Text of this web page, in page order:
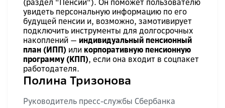
(раздел "Пенсии"). Он поможет пользователю
увидеть персональную информацию по его
будущей пенсии и, возможно, замотивирует
подключить инструменты для долгосрочных
накоплений — индивидуальный пенсионный
план (ИПП) или корпоративную пенсионную
программу (КПП), если она входит в соцпакет
работодателя.
Полина Тризонова
Руководитель пресс-службы Сбербанка